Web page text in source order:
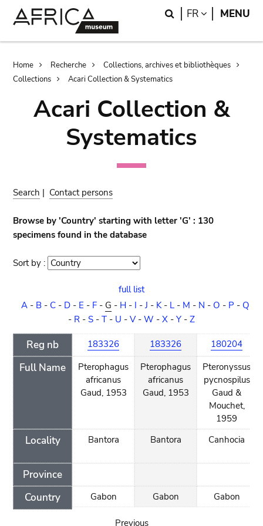
Search
FR LANGUAGE
MENU
Breadcrumb
Home Recherche
Collections, archives et bibliothèques
Collections
Acari Collection & Systematics
Acari Collection &
Systematics
Search | Contact persons
Browse by 'Country' starting with letter 'G' : 130
specimens found in the database
Sort by : Sort
full list
A- B- C- D- E - F- G - H- I -J - K- L- M - N - O - P - Q
- R - S - T - U - V- W - X - Y - Z
Reg nb
Full Name
Locality
Province
Country
183326
Pterophagus
africanus
Gaud, 1953
Bantora
Gabon
183326
Pterophagus
africanus
Gaud, 1953
Bantora
Gabon
180204
Pteronyssus
pycnospilus
Gaud &
Mouchet,
1959
Canhocia
Gabon
Previous